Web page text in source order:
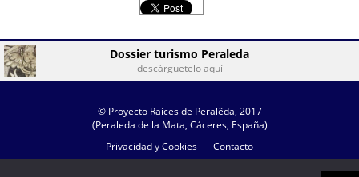
Dossier turismo Peraleda
descárguetelo aquí
© Proyecto Raíces de Peralêda, 2017
(Peraleda de la Mata, Cáceres, España)
Privacidad y Cookies
Contacto